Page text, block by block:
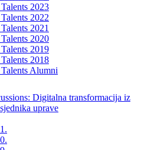
2023
2022
2021
2020
2019
2018
Alumni
Digitalna transformacija iz
uprave